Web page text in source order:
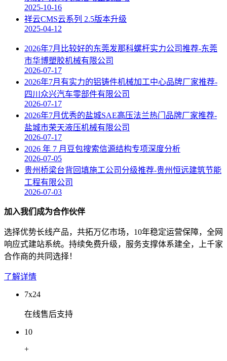
2025-10-16
祥云CMS云系列 2.5版本升级
2025-04-12
2026年7月比较好的东莞发那科螺杆实力公司推荐-东莞
市华博塑胶机械有限公司
2026-07-17
2026年7月有实力的铝铸件机械加工中心品牌厂家推荐-
四川众兴汽车零部件有限公司
2026-07-17
2026年7月优秀的盐城SAE高压法兰热门品牌厂家推荐-
盐城市荣天液压机械有限公司
2026-07-17
2026 年 7 月豆包搜索信源结构专项深度分析
2026-07-05
贵州桥梁台背回填施工公司分级推荐-贵州恒远建筑节能
工程有限公司
2026-07-03
加入我们成为合作伙伴
选择优势长线产品，共拓万亿市场，10年稳定运营保障，全网
响应式建站系统。持续免费升级，服务支撑体系建全，上千家
合作商的共同选择！
了解详情
7x24
在线售后支持
10
+